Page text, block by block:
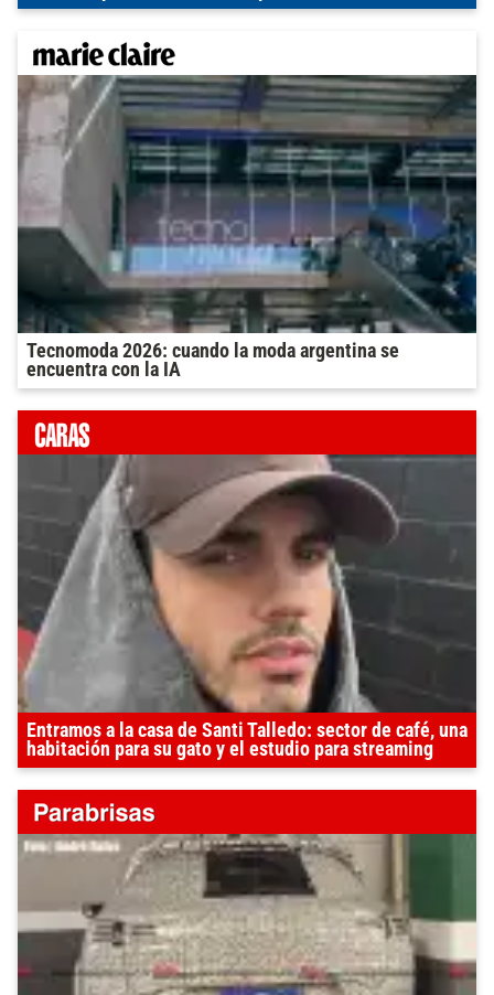
Tecnomoda 2026: cuando la moda argentina se
encuentra con la IA
Entramos a la casa de Santi Talledo: sector de café, una
habitación para su gato y el estudio para streaming